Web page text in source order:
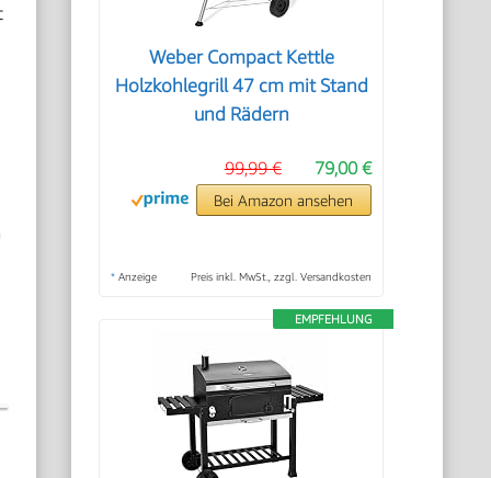
Weber Compact Kettle
Holzkohlegrill 47 cm mit Stand
und Rädern
79,00 €
99,99 €
Bei Amazon ansehen
* Anzeige Preis inkl. MwSt., zzgl. Versandkosten
EMPFEHLUNG